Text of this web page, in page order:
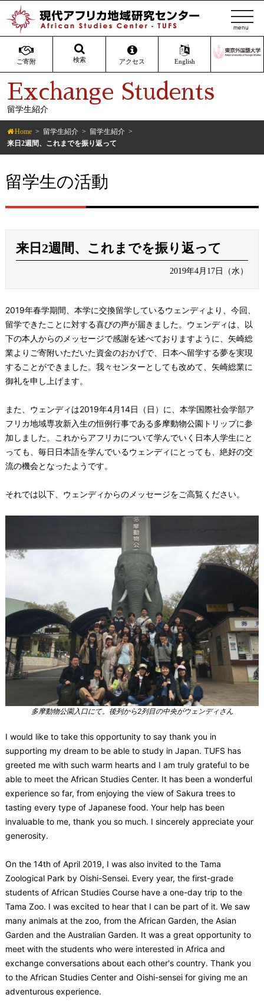
ご寄附 検索 アクセス English
t
o
g
l
n
Exchange Students
留学生紹介
Home 留学生紹介
留学生紹介
来日2週間、これまでを振り返って
留学生の活動
来日2週間、これまでを振り返って
2019年4月17日（水）
2019年春学期間、本学に交換留学しているウェンディより、今回、
留学できたことに対する喜びの声が届きました。ウェンディは、以
下の本人からのメッセージで感謝を述べておりますように、矢崎総
業よりご寄附いただいた資金のおかげで、日本へ留学する夢を実現
することができました。我々センターとしても改めて、矢崎総業に
御礼を申し上げます。
また、ウェンディは2019年4月14日（日）に、本学国際社会学部ア
フリカ地域専攻新入生の恒例行事である多摩動物公園トリップに参
加しました。これからアフリカについて学んでいく日本人学生にと
っても、毎日日本語を学んでいるウェンディにとっても、絶好の交
流の機会となったようです。
それでは以下、ウェンディからのメッセージをご高覧ください。
多摩動物公園入口にて。後列から2列目の中央がウェンディさん
I would like to take this opportunity to say thank you in
supporting my dream to be able to study in Japan. TUFS has
greeted me with such warm hearts and I am truly grateful to be
able to meet the African Studies Center. It has been a wonderful
experience so far, from enjoying the view of Sakura trees to
tasting every type of Japanese food. Your help has been
invaluable to me, thank you so much. I sincerely appreciate your
generosity.
On the 14th of April 2019, I was also invited to the Tama
Zoological Park by Oishi-Sensei. Every year, the first-grade
students of African Studies Course have a one-day trip to the
Tama Zoo. I was excited to hear that I can be part of it. We saw
many animals at the zoo, from the African Garden, the Asian
Garden and the Australian Garden. It was a great opportunity to
meet with the students who were interested in Africa and
exchange conversations about each other's country. Thank you
to the African Studies Center and Oishi-sensei for giving me an
adventurous experience.